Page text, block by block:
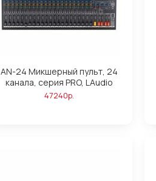
AN-24 Микшерный пульт, 24
канала, серия PRO, LAudio
47240р.